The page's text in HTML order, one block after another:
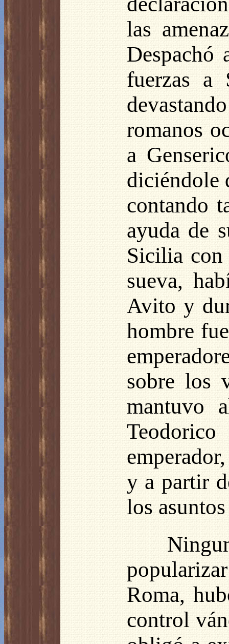
las
fuerzas a
romanos
a
diciéndole
contando
ayuda de
Sicilia
sueva,
Avito y
hombre
sobre los
mantuvo
y a partir
los
Roma,
control